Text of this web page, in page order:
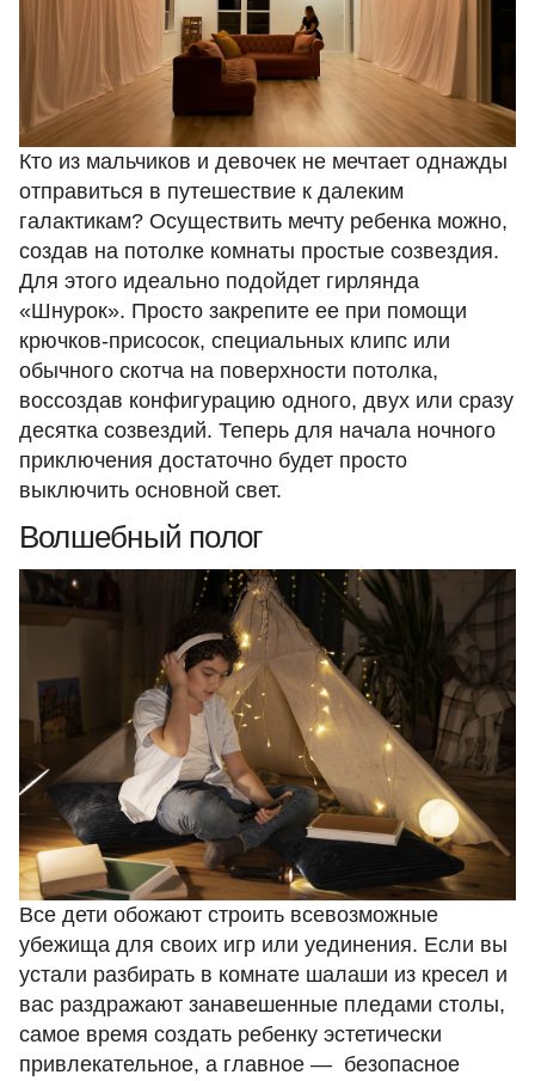
Кто из мальчиков и девочек не мечтает однажды
отправиться в путешествие к далеким
галактикам? Осуществить мечту ребенка можно,
создав на потолке комнаты простые созвездия.
Для этого идеально подойдет гирлянда
«Шнурок». Просто закрепите ее при помощи
крючков-присосок, специальных клипс или
обычного скотча на поверхности потолка,
воссоздав конфигурацию одного, двух или сразу
десятка созвездий. Теперь для начала ночного
приключения достаточно будет просто
выключить основной свет.
Волшебный полог
Все дети обожают строить всевозможные
убежища для своих игр или уединения. Если вы
устали разбирать в комнате шалаши из кресел и
вас раздражают занавешенные пледами столы,
самое время создать ребенку эстетически
привлекательное, а главное — безопасное